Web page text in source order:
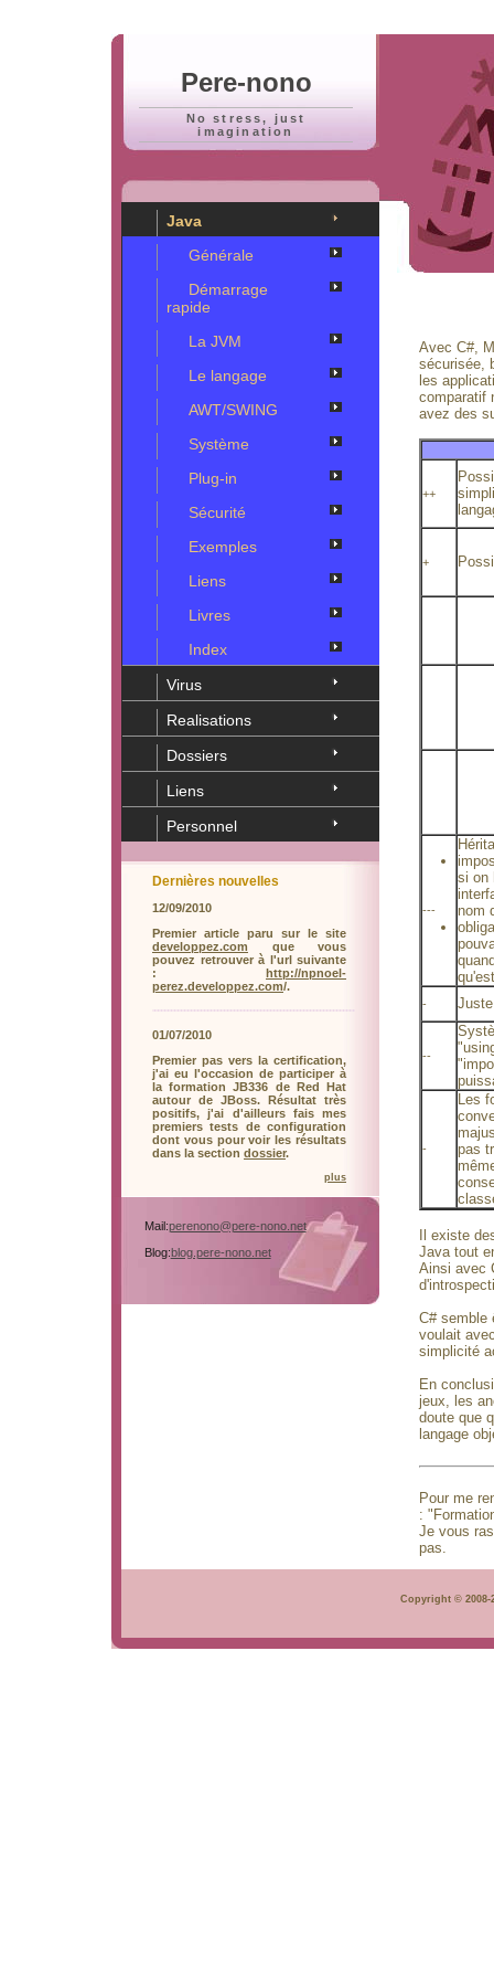
Pere-nono
No stress, just
imagination
Java
Générale
Démarrage
rapide
La JVM
Le langage
AWT/SWING
Système
Plug-in
Sécurité
Exemples
Liens
Livres
Index
Virus
Realisations
Dossiers
Liens
Personnel
Dernières nouvelles
12/09/2010
Premier article paru sur le site
developpez.com que vous
pouvez retrouver à l'url suivante
: http://npnoel-
perez.developpez.com/.
01/07/2010
Premier pas vers la certification,
j'ai eu l'occasion de participer à
la formation JB336 de Red Hat
autour de JBoss. Résultat très
positifs, j'ai d'ailleurs fais mes
premiers tests de configuration
dont vous pour voir les résultats
dans la section dossier.
plus
Mail:perenono@pere-nono.net
Blog:blog.pere-nono.net
Avec C#,
sécurisée,
les
comparatif
avez des
++
+
---
si on
nom
-
--
-
Les
pas
Il existe
Java tout
Ainsi avec
C# semble
voulait
simplicité
En
jeux, les
doute que
langage
Pour me
:
Je vous
pas.
Copyright © 2008-